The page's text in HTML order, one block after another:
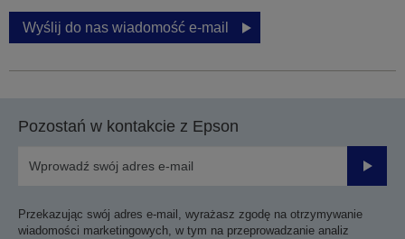
Wyślij do nas wiadomość e-mail
Pozostań w kontakcie z Epson
Przekazując swój adres e-mail, wyrażasz zgodę na otrzymywanie
wiadomości marketingowych, w tym na przeprowadzanie analiz